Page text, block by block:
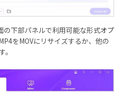
の下部パネルで利用可能な形式オプ
をMOVにリサイズするか、他の